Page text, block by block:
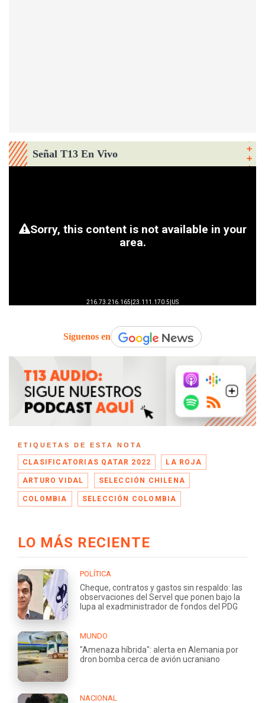
Señal T13 En Vivo
Síguenos en
ETIQUETAS DE ESTA NOTA
CLASIFICATORIAS QATAR 2022 LA ROJA
ARTURO VIDAL SELECCIÓN CHILENA
COLOMBIA SELECCIÓN COLOMBIA
LO MÁS RECIENTE
POLÍTICA
Cheque, contratos y gastos sin respaldo: las
observaciones del Servel que ponen bajo la
lupa al exadministrador de fondos del PDG
MUNDO
"Amenaza híbrida": alerta en Alemania por
dron bomba cerca de avión ucraniano
NACIONAL